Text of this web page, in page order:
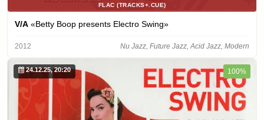
FLAC (TRACKS+.CUE)
V/A «Betty Boop presents Electro Swing»
2012 Nu Jazz, Future Jazz, Acid Jazz, Modern
24.12.25, 20:20 100%